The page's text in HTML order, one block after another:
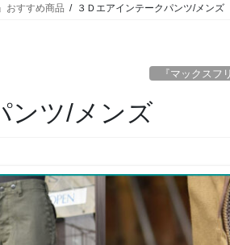
おすすめ商品 ３Ｄエアインテークパンツ/メンズ
『マックスフ
ンツ/メンズ